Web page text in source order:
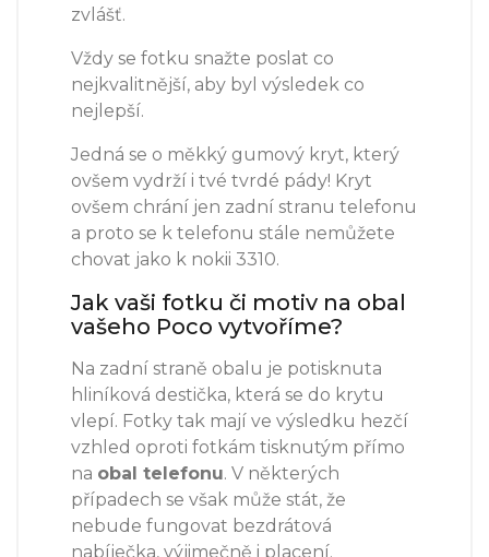
zvlášť.
Vždy se fotku snažte poslat co
nejkvalitnější, aby byl výsledek co
nejlepší.
Jedná se o měkký gumový kryt, který
ovšem vydrží i tvé tvrdé pády! Kryt
ovšem chrání jen zadní stranu telefonu
a proto se k telefonu stále nemůžete
chovat jako k nokii 3310.
Jak vaši fotku či motiv na obal
vašeho Poco vytvoříme?
Na zadní straně obalu je potisknuta
hliníková destička, která se do krytu
vlepí. Fotky tak mají ve výsledku hezčí
vzhled oproti fotkám tisknutým přímo
na obal telefonu. V některých
případech se však může stát, že
nebude fungovat bezdrátová
nabíječka, výjimečně i placení.